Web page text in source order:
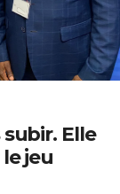
Elle
jeu
ÉCONOMIE